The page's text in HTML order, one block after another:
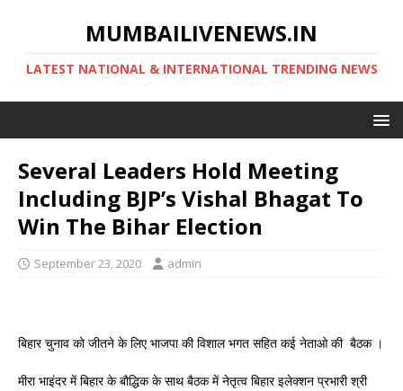
MUMBAILIVENEWS.IN
LATEST NATIONAL & INTERNATIONAL TRENDING NEWS
Several Leaders Hold Meeting
Including BJP’s Vishal Bhagat To
Win The Bihar Election
September 23, 2020 admin
बिहार चुनाव को जीतने के लिए भाजपा की विशाल भगत सहित कई नेताओ की बैठक ।
मीरा भाइंदर में बिहार के बौद्धिक के साथ बैठक में नेतृत्व बिहार इलेक्शन प्रभारी श्री